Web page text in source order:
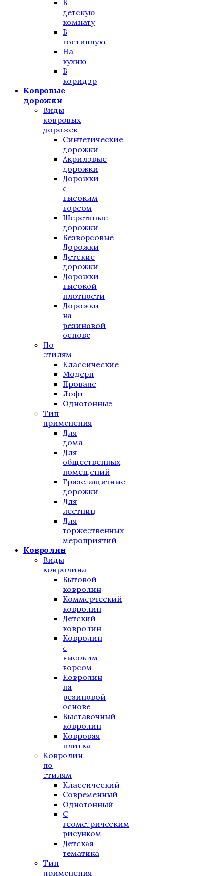
В
детскую
комнату
В
гостинную
На
кухню
В
коридор
Ковровые
дорожки
Виды
ковровых
дорожек
Синтетические
дорожки
Акриловые
дорожки
Дорожки
с
высоким
ворсом
Шерстяные
дорожки
Безворсовые
Дорожки
Детские
дорожки
Дорожки
высокой
плотности
Дорожки
на
резиновой
основе
По
стилям
Классические
Модерн
Прованс
Лофт
Однотонные
Тип
применения
Для
дома
Для
общественных
помещений
Грязезащитные
дорожки
Для
лестниц
Для
торжественных
мероприятий
Ковролин
Виды
ковролина
Бытовой
ковролин
Коммерческий
ковролин
Детский
ковролин
Ковролин
с
высоким
ворсом
Ковролин
на
резиновой
основе
Выставочный
ковролин
Ковровая
плитка
Ковролин
по
стилям
Классический
Современный
Однотонный
С
геометрическим
рисунком
Детская
тематика
Тип
применения